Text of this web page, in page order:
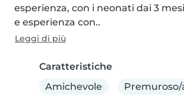
esperienza, con i neonati dai 3
e esperienza con..
Leggi di più
Caratteristiche
Amichevole
Premuroso/